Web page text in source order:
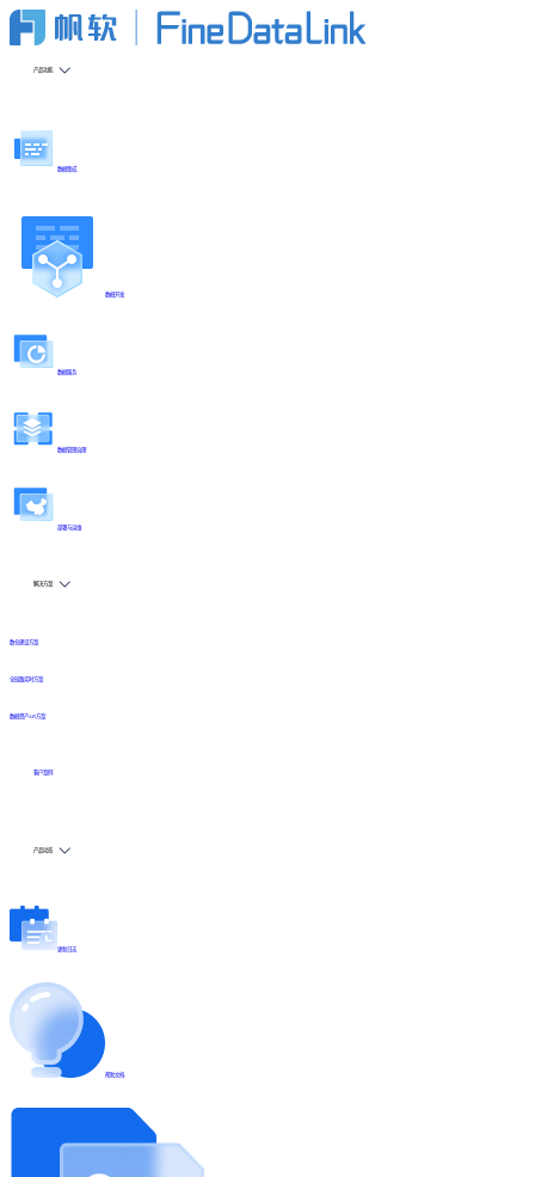
产品功能
数据集成
数据开发
数据服务
数据管理治理
部署与运维
解决方案
数仓建设方案
全链路实时方案
数据资产API方案
客户案例
产品动态
更新日志
帮助文档